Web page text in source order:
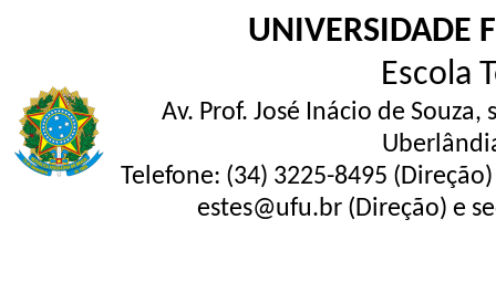
UNIVERSIDADE
Escola
Av. Prof. José Inácio de
Telefone: (34) 3225-8495
estes@ufu.br (Direção) e